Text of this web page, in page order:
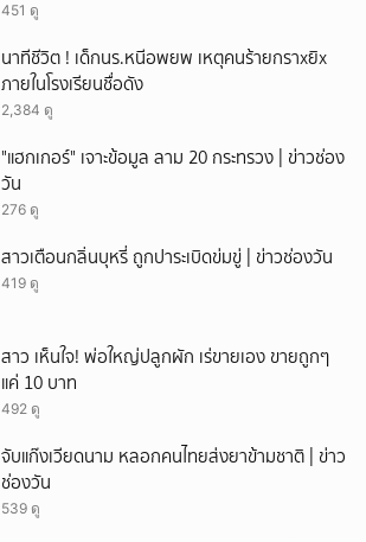
451 ดู
นาทีชีวิต ! เด็กนร.หนีอพยพ เหตุคนร้ายกราxยิx
ภายในโรงเรียนชื่อดัง
2,384 ดู
"แฮกเกอร์" เจาะข้อมูล ลาม 20 กระทรวง | ข่าวช่อง
วัน
276 ดู
สาวเตือนกลิ่นบุหรี่ ถูกปาระเบิดข่มขู่ | ข่าวช่องวัน
419 ดู
สาว เห็นใจ! พ่อใหญ่ปลูกผัก เร่ขายเอง ขายถูกๆ
แค่ 10 บาท
492 ดู
จับแก๊งเวียดนาม หลอกคนไทยส่งยาข้ามชาติ | ข่าว
ช่องวัน
539 ดู